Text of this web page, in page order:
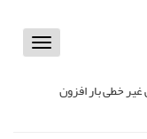
Toggle
غیر خطی بار افزون